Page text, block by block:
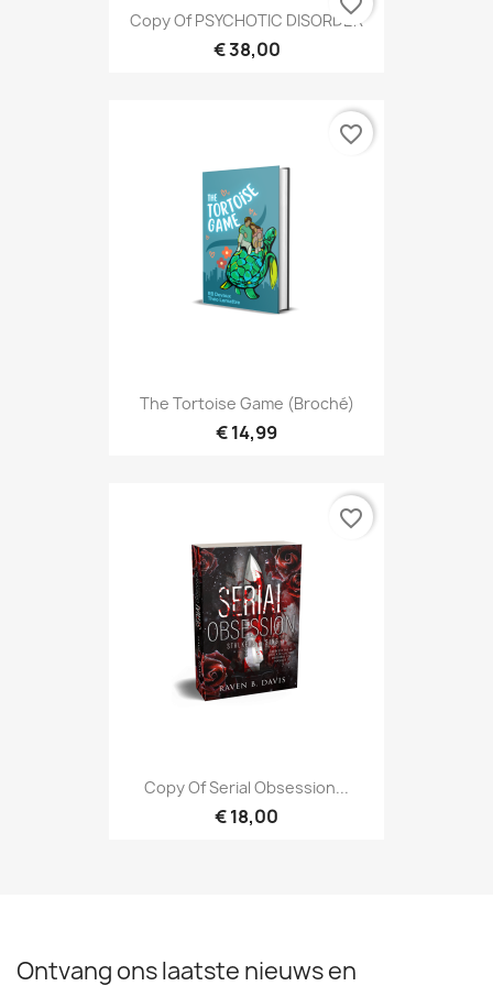
Copy Of PSYCHOTIC DISORDER
€ 38,00
ALLEEN ONLINE
The Tortoise Game (broché)
€ 14,99
favorite_border
Copy Of Serial Obsession...
€ 18,00
favorite_border
Ontvang ons laatste nieuws en